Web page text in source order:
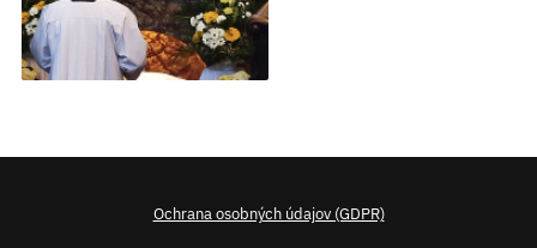
Ochrana osobných údajov (GDPR)